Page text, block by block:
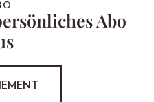
Abo